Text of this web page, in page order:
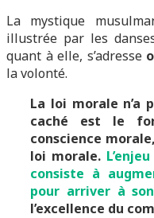
La mystique
illustrée par les
quant à elle, s’adresse
la volonté.
La loi morale n’a
caché est le
conscience
loi morale.
consiste à
pour arriver à
l’excellence du